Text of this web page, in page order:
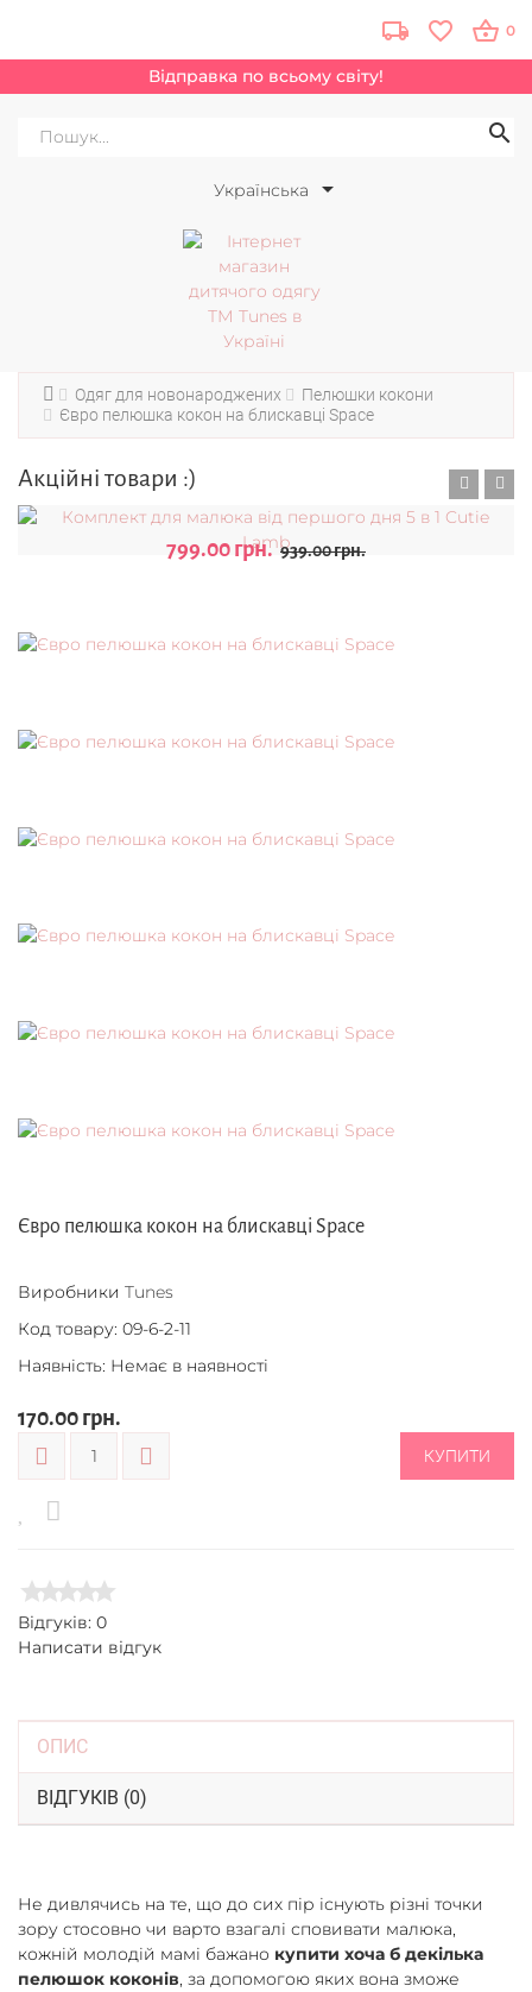
Відправка по всьому світу!
Українська
0
Одяг для новонароджених
Пелюшки кокони
Євро пелюшка кокон на блискавці Space
Акційні товари :)
799.00 грн. 939.00 грн.
Євро пелюшка кокон на блискавці Space
Виробники Tunes
Код товару: 09-6-2-11
Наявність: Немає в наявності
170.00 грн.
КУПИТИ
Відгуків: 0
Написати відгук
ОПИС
ВІДГУКІВ (0)
Не дивлячись на те, що до сих пір існують різні точки
зору стосовно чи варто взагалі сповивати малюка,
кожній молодій мамі бажано купити хоча б декілька
пелюшок коконів, за допомогою яких вона зможе